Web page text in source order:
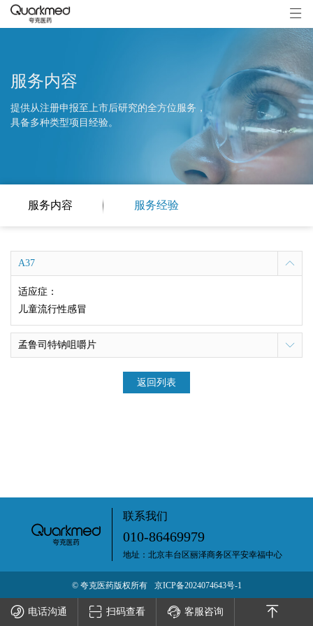
服务内容
提供从注册申报至上市后研究的全方位服务，
具备多种类型项目经验。
服务内容 服务经验
A37
适应症：
儿童流行性感冒
孟鲁司特钠咀嚼片
返回列表
联系我们
010-86469979
地址：北京丰台区丽泽商务区平安幸福中心
© 夸克医药版权所有 京ICP备2024074643号-1
电话沟通 扫码查看 客服咨询